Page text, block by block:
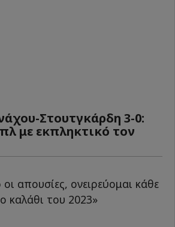
Στουτγκάρδη 3-0:
με εκπληκτικό τον